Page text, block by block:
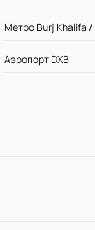
Метро Burj Khalifa /
Аэропорт DXB